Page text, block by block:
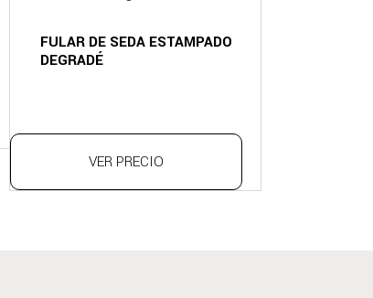
FULAR DE SEDA ESTAMPADO
DEGRADÉ
VER PRECIO